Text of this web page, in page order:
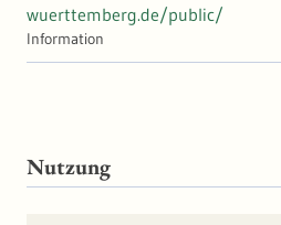
wuerttemberg.de/public/
Information
Nutzung